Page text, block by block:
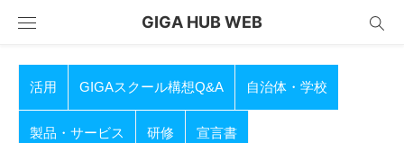
GIGA HUB WEB
活用 GIGAスクール構想Q&A 自治体・学校
製品・サービス 研修 宣言書